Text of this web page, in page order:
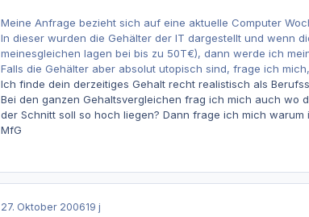
Meine Anfrage bezieht sich auf eine aktuelle Computer
In dieser wurden die Gehälter der IT dargestellt und wenn
meinesgleichen lagen bei bis zu 50T€), dann werde ich
Falls die Gehälter aber absolut utopisch sind, frage ich
Ich finde dein derzeitiges Gehalt recht realistisch als
Bei den ganzen Gehaltsvergleichen frag ich mich auch wo
der Schnitt soll so hoch liegen? Dann frage ich mich
MfG
27. Oktober 200619 j